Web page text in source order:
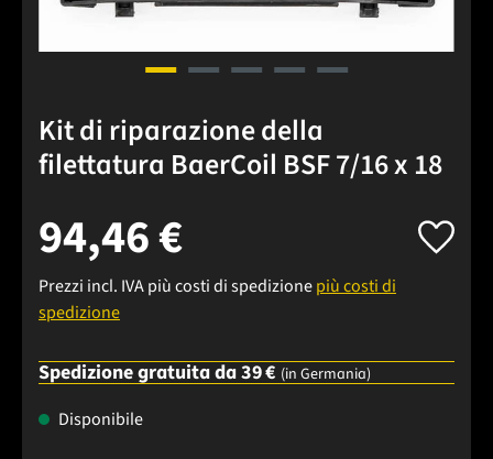
Kit di riparazione della
filettatura BaerCoil BSF 7/16 x 18
94,46 €
Prezzi incl. IVA più costi di spedizionepiù costi di
spedizione
Spedizione gratuita da 39 € (in Germania)
Disponibile